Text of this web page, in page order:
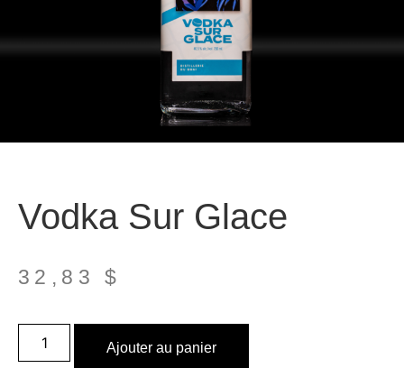
Vodka Sur Glace
32,83$
Ajouter au panier